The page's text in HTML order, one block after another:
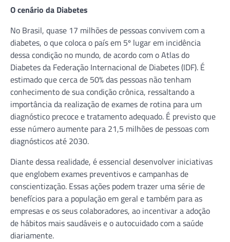
O cenário da Diabetes
No Brasil, quase 17 milhões de pessoas convivem com a
diabetes, o que coloca o país em 5º lugar em incidência
dessa condição no mundo, de acordo com o Atlas do
Diabetes da Federação Internacional de Diabetes (IDF). É
estimado que cerca de 50% das pessoas não tenham
conhecimento de sua condição crônica, ressaltando a
importância da realização de exames de rotina para um
diagnóstico precoce e tratamento adequado. É previsto que
esse número aumente para 21,5 milhões de pessoas com
diagnósticos até 2030.
Diante dessa realidade, é essencial desenvolver iniciativas
que englobem exames preventivos e campanhas de
conscientização. Essas ações podem trazer uma série de
benefícios para a população em geral e também para as
empresas e os seus colaboradores, ao incentivar a adoção
de hábitos mais saudáveis e o autocuidado com a saúde
diariamente.